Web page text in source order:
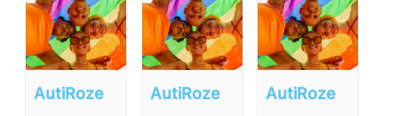
AutiRoze AutiRoze AutiRoze